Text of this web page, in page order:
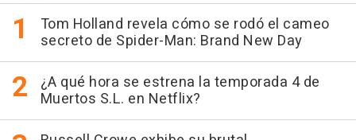
Tom Holland revela cómo se rodó el cameo
secreto de Spider-Man: Brand New Day
¿A qué hora se estrena la temporada 4 de
Muertos S.L. en Netflix?